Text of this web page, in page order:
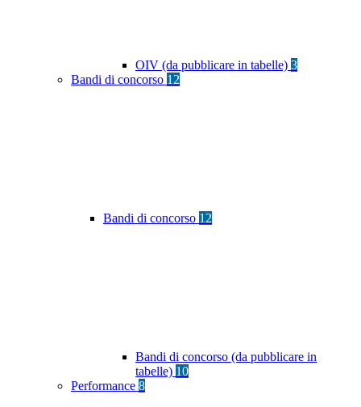
OIV (da pubblicare in tabelle) 3
Bandi di concorso 12
Bandi di concorso 12
Bandi di concorso (da pubblicare in
tabelle) 10
Performance 8